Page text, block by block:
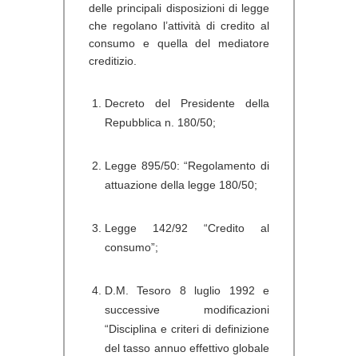
delle principali disposizioni di legge
che regolano l’attività di credito al
consumo e quella del mediatore
creditizio.
Decreto del Presidente della
Repubblica n. 180/50;
Legge 895/50: “Regolamento di
attuazione della legge 180/50;
Legge 142/92 “Credito al
consumo”;
D.M. Tesoro 8 luglio 1992 e
successive modificazioni
“Disciplina e criteri di definizione
del tasso annuo effettivo globale